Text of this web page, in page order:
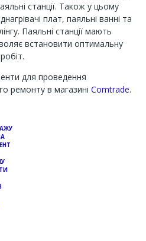
станції. Також у цьому
плат, паяльні ванні та
Паяльні станції мають
встановити оптимальну
для проведення
ремонту в магазині Comtrade.